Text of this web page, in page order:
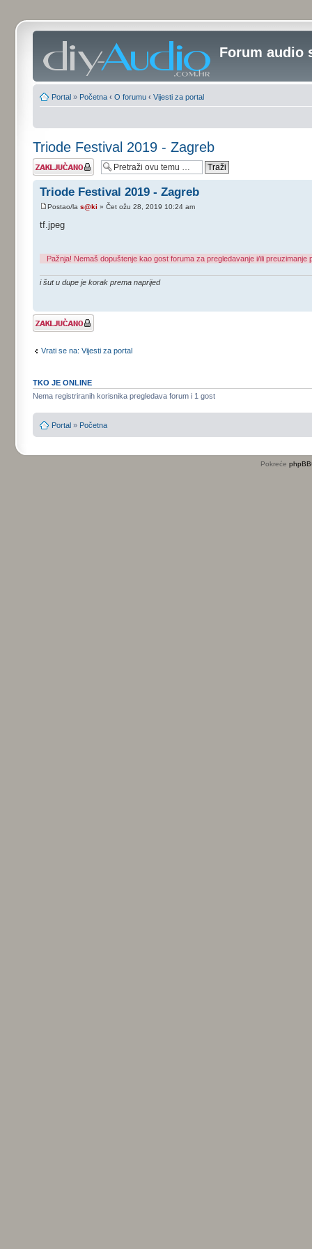
Forum audio
Portal » Početna ‹ O forumu ‹ Vijesti za portal
Triode Festival 2019 - Zagreb
Tema je
zaključana
Triode Festival 2019 - Zagreb
Postao/la s@ki » Čet ožu 28, 2019 10:24 am
tf.jpeg
Pažnja! Nemaš dopuštenje kao gost foruma za pregledavanje i/ili preuzimanje
i šut u dupe je korak prema naprijed
Tema je
zaključana
Vrati se na: Vijesti za portal
TKO JE ONLINE
Nema registriranih korisnika pregledava forum i 1 gost
Portal » Početna
Pokreće phpBB